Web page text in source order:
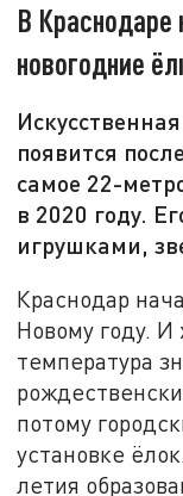
В Краснодаре
новогодние
появится
самое 22-
в 2020 году.
игрушками,
Краснодар
Новому году. И
температура
потому
установке
летия